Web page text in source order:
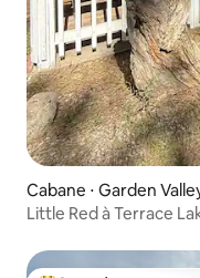
Cabane ⋅ Garden
Little Red à Terrace